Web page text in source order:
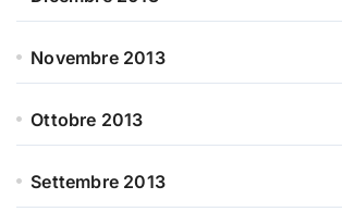
Novembre 2013
Ottobre 2013
Settembre 2013